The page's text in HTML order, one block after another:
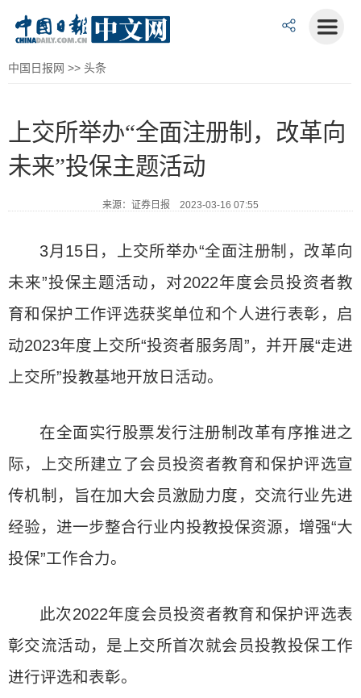
中国日报网 >> 头条
上交所举办“全面注册制，改革向
未来”投保主题活动
来源：证券日报 2023-03-16 07:55
3月15日，上交所举办“全面注册制，改革向
未来”投保主题活动，对2022年度会员投资者教
育和保护工作评选获奖单位和个人进行表彰，启
动2023年度上交所“投资者服务周”，并开展“走进
上交所”投教基地开放日活动。
在全面实行股票发行注册制改革有序推进之
际，上交所建立了会员投资者教育和保护评选宣
传机制，旨在加大会员激励力度，交流行业先进
经验，进一步整合行业内投教投保资源，增强“大
投保”工作合力。
此次2022年度会员投资者教育和保护评选表
彰交流活动，是上交所首次就会员投教投保工作
进行评选和表彰。